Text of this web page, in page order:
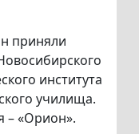
приняли
института
училища.
– «Орион».